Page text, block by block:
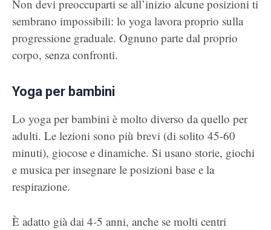
Non devi preoccuparti se all’inizio alcune posizioni ti
sembrano impossibili: lo yoga lavora proprio sulla
progressione graduale. Ognuno parte dal proprio
corpo, senza confronti.
Yoga per bambini
Lo yoga per bambini è molto diverso da quello per
adulti. Le lezioni sono più brevi (di solito 45-60
minuti), giocose e dinamiche. Si usano storie, giochi
e musica per insegnare le posizioni base e la
respirazione.
È adatto già dai 4-5 anni, anche se molti centri